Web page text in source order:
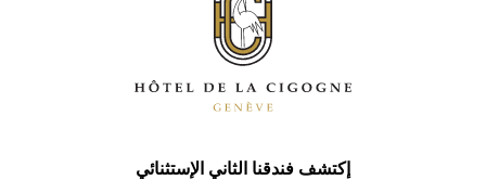
إكتشف فندقنا الثاني الإستثنائي